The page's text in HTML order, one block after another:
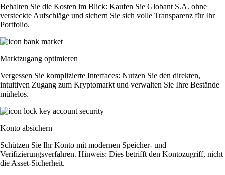
Behalten Sie die Kosten im Blick: Kaufen Sie Globant S.A. ohne
versteckte Aufschläge und sichern Sie sich volle Transparenz für Ihr
Portfolio.
Marktzugang optimieren
Vergessen Sie komplizierte Interfaces: Nutzen Sie den direkten,
intuitiven Zugang zum Kryptomarkt und verwalten Sie Ihre Bestände
mühelos.
Konto absichern
Schützen Sie Ihr Konto mit modernen Speicher- und
Verifizierungsverfahren. Hinweis: Dies betrifft den Kontozugriff, nicht
die Asset-Sicherheit.